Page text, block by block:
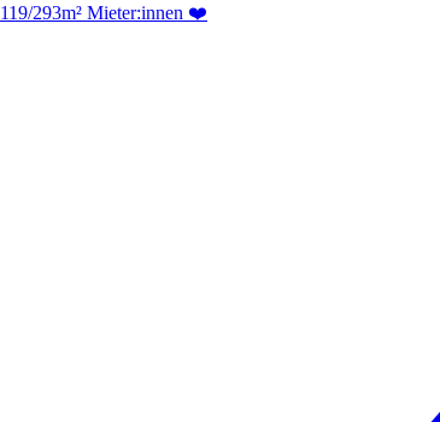
119/293m² Mieter:innen ❤️